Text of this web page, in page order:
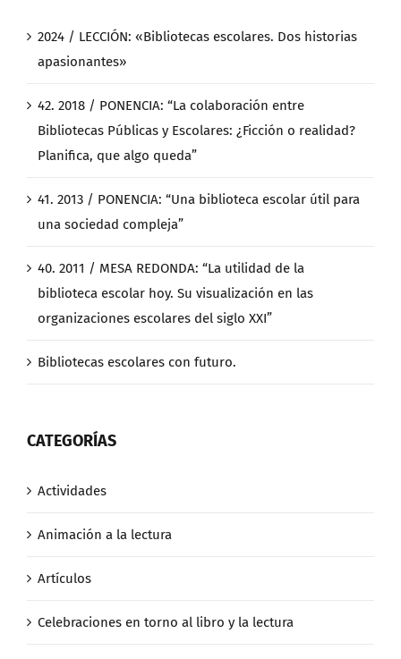
2024 / LECCIÓN: «Bibliotecas escolares. Dos historias
apasionantes»
42. 2018 / PONENCIA: “La colaboración entre
Bibliotecas Públicas y Escolares: ¿Ficción o realidad?
Planifica, que algo queda”
41. 2013 / PONENCIA: “Una biblioteca escolar útil para
una sociedad compleja”
40. 2011 / MESA REDONDA: “La utilidad de la
biblioteca escolar hoy. Su visualización en las
organizaciones escolares del siglo XXI”
Bibliotecas escolares con futuro.
CATEGORÍAS
Actividades
Animación a la lectura
Artículos
Celebraciones en torno al libro y la lectura